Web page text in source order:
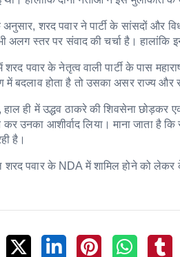
शरद पवार ने पार्टी के सांसदों और
अलग स्तर पर संवाद की चर्चा है। हालांकि
शरद पवार के नेतृत्व वाली पार्टी के पास
में बदलाव होता है तो उसका असर राज्य और
हाल ही में उद्धव ठाकरे की शिवसेना छोड़कर
कर उनका आशीर्वाद लिया। माना जाता है
है।
शरद पवार के NDA में शामिल होने को लेकर